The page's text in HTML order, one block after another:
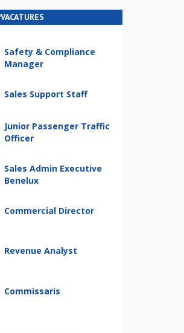
Safety & Compliance
Manager
Sales Support Staff
Junior Passenger Traffic
Officer
Sales Admin Executive
Benelux
Commercial Director
Revenue Analyst
Commissaris